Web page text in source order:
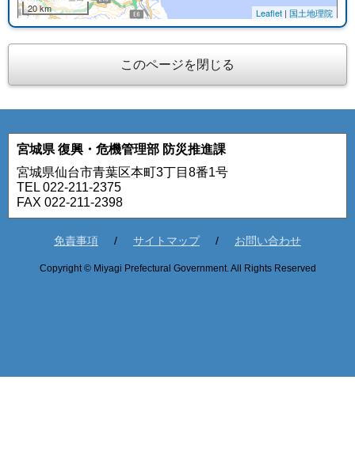
20 km Leaflet | 国土地理院
このページを閉じる
宮城県 復興・危機管理部 防災推進課
宮城県仙台市青葉区本町3丁目8番1号
TEL 022-211-2375
FAX 022-211-2398
免責事項 サイトマップ お問い合わせ
Copyright © Miyagi Prefectural Government. All Rights Reserved